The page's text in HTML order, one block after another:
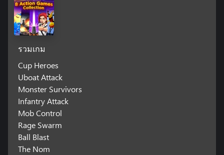
รวมเกม
Cup Heroes
Uboat Attack
Monster Survivors
Infantry Attack
Mob Control
Rage Swarm
Ball Blast
The Nom